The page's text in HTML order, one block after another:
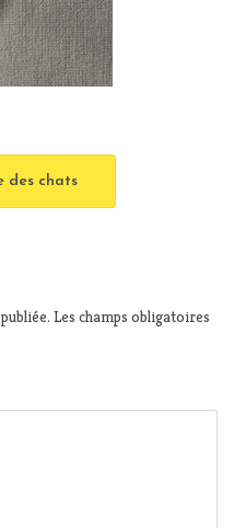
des chats
Les champs obligatoires